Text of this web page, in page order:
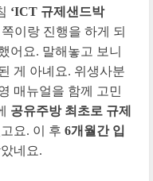
‘ICT 규제샌드박
이랑 진행을 하게 되
어요. 말해놓고 보니
게 아녜요. 위생사분
매뉴얼을 함께 고민
공유주방 최초로 규제
요. 이 후 6개월간 입
네요.